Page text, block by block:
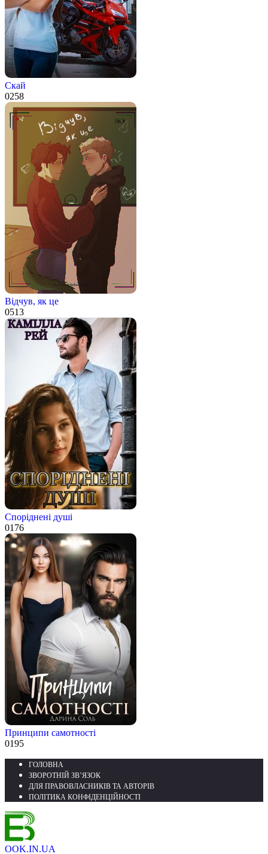
Скай
0258
Відчув, як це
0513
Споріднені душі
0176
Принципи самотності
0195
ГОЛОВНА
ЗВОРОТНІЙ ЗВ’ЯЗОК
ДЛЯ ПРАВОВЛАСНИКІВ ТА АВТОРІВ
ПОЛІТИКА КОНФІДЕНЦІЙНОСТІ
OOK.IN.UA